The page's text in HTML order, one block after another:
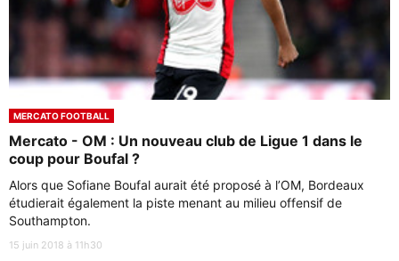
MERCATO FOOTBALL
Mercato - OM : Un nouveau club de Ligue 1 dans le
coup pour Boufal ?
Alors que Sofiane Boufal aurait été proposé à l’OM, Bordeaux
étudierait également la piste menant au milieu offensif de
Southampton.
15 juin 2018 à 11h30